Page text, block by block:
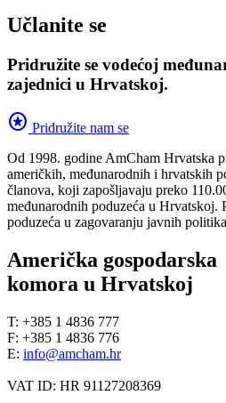
Učlanite se
Pridružite se vodećoj
zajednici u Hrvatskoj.
stars Pridružite nam se
Od 1998. godine AmCham Hrvatska
američkih, međunarodnih i hrvatskih
članova, koji zapošljavaju preko
međunarodnih poduzeća u Hrvatskoj.
poduzeća u zagovaranju javnih
Američka gospodarska
komora u Hrvatskoj
T: +385 1 4836 777
F: +385 1 4836 776
E: info@amcham.hr
VAT ID: HR 91127208369